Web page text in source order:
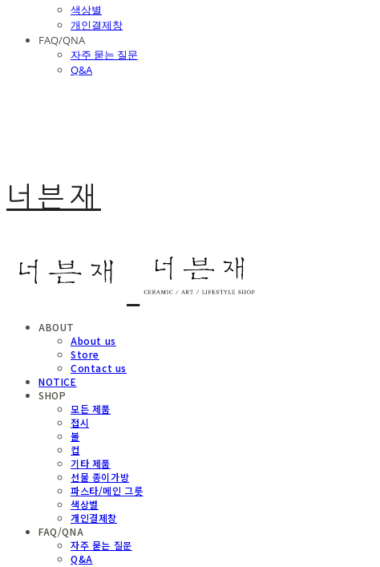
색상별
개인결제창
FAQ/QNA
자주 묻는 질문
Q&A
너븐재
ABOUT
About us
Store
Contact us
NOTICE
SHOP
모든 제품
접시
볼
컵
기타 제품
선물 종이가방
파스타/메인 그릇
색상별
개인결제창
FAQ/QNA
자주 묻는 질문
Q&A